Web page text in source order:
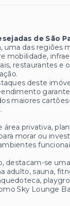
de São
uma das
mobilidade,
restaurantes e
deste
maiores
privativa,
morar ou
destacam-se
adulto, sauna,
Sky Lounge